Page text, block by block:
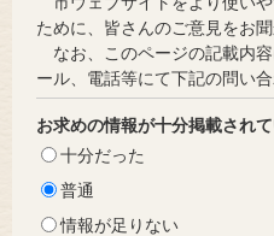
ために、皆さんのご意見をお聞
なお、このページの記載内
ール、電話等にて下記の問い
お求めの情報が十分掲載され
十分だった
普通
情報が足りない